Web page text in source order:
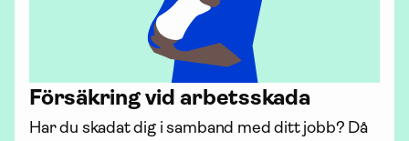
För­säkring vid arbetsskada
Har du skadat dig i samband med ditt jobb? Då